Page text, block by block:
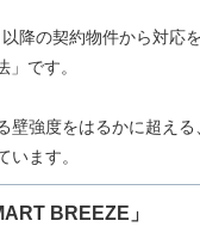
降の契約物件から対応
」です。
壁強度をはるかに超え
います。
BREEZE」